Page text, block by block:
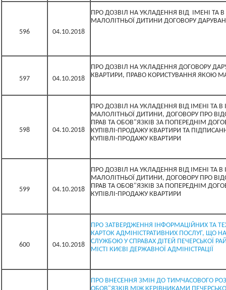
596 04.10.2018
ПРО ДОЗВІЛ НА УКЛАДЕННЯ ВІД ІМЕНІ ТА В
МАЛОЛІТНЬОЇ ДИТИНИ ДОГОВОРУ
597 04.10.2018
ПРО ДОЗВІЛ НА УКЛАДЕННЯ ДОГОВОРУ
КВАРТИРИ, ПРАВО КОРИСТУВАННЯ ЯКОЮ
598 04.10.2018
ПРО ДОЗВІЛ НА УКЛАДЕННЯ ВІД ІМЕНІ ТА В
МАЛОЛІТНЬОЇ ДИТИНИ, ДОГОВОРУ ПРО
ПРАВ ТА ОБОВ"ЯЗКІВ ЗА ПОПЕРЕДНІМ
КУПІВЛІ-ПРОДАЖУ КВАРТИРИ ТА
КУПІВЛІ-ПРОДАЖУ КВАРТИРИ
599 04.10.2018
ПРО ДОЗВІЛ НА УКЛАДЕННЯ ВІД ІМЕНІ ТА В
МАЛОЛІТНЬОЇ ДИТИНИ, ДОГОВОРУ ПРО
ПРАВ ТА ОБОВ"ЯЗКІВ ЗА ПОПЕРЕДНІМ
КУПІВЛІ-ПРОДАЖУ КВАРТИРИ
600 04.10.2018
ПРО ЗАТВЕРДЖЕННЯ ІНФОРМАЦІЙНИХ ТА
КАРТОК АДМІНІСТРАТИВНИХ ПОСЛУГ, ЩО
СЛУЖБОЮ У СПРАВАХ ДІТЕЙ ПЕЧЕРСЬКОЇ
МІСТІ КИЄВІ ДЕРЖАВНОЇ АДМІНІСТРАЦІЇ
ПРО ВНЕСЕННЯ ЗМІН ДО ТИМЧАСОВОГО